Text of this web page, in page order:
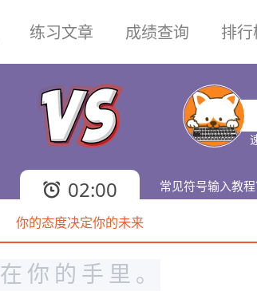
练习文章 成绩查询 排行
02:00 常见符号输入教程
你的态度决定你的未来
里！有 时候 自 都
须鼓起 走下
什 么样的 活就具
易 出先的时 候 ，就看
切，自我决定
在 你 的 手 里 。